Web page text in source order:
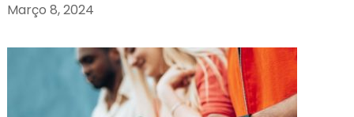
Março 8, 2024